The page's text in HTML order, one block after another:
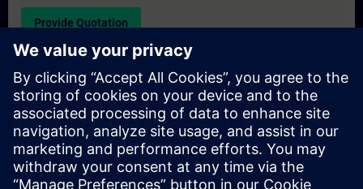
Provide Quotation
Exclusive Training Enquiry
Please complete the enquiry form below if you require a
quotation for an exclusive training course either on-site, virtually
or at our SITRAIN training centre. This type of request would be
suitable for larger groups ( 6 and above). After providing your
contact details and your training requirements, you will receive a